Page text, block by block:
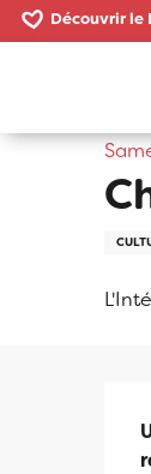
Aller
au
Découvrir le